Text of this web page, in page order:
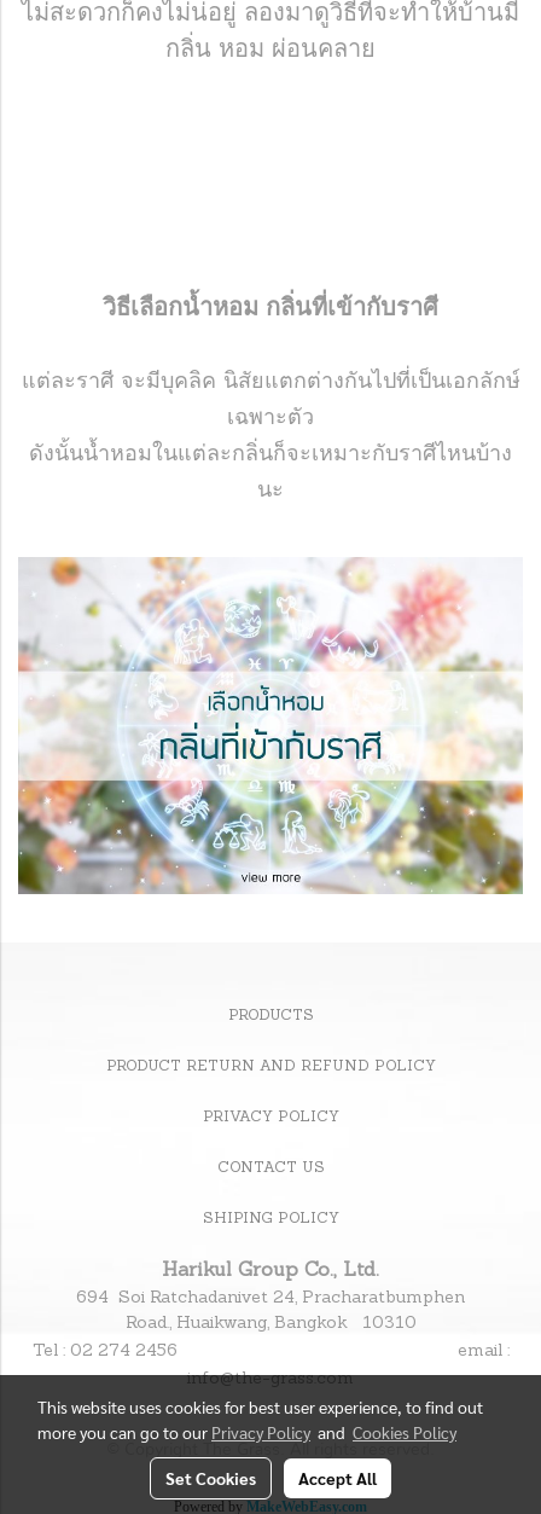
ไม่สะดวกก็คงไม่น่อยู่ ลองมาดูวิธีที่จะทำให้บ้านมี
กลิ่น หอม ผ่อนคลาย
วิธีเลือกน้ำหอม กลิ่นที่เข้ากับราศี
แต่ละราศี จะมีบุคลิค นิสัยแตกต่างกันไปที่เป็นเอกลักษ์
เฉพาะตัว
ดังนั้นน้ำหอมในแต่ละกลิ่นก็จะเหมาะกับราศีไหนบ้าง
นะ
PRODUCTS
PRODUCT RETURN AND REFUND POLICY
PRIVACY POLICY
CONTACT US
SHIPING POLICY
Harikul Group Co., Ltd.
694 Soi Ratchadanivet 24, Pracharatbumphen
Road., Huaikwang, Bangkok 10310
Tel : 02 274 2456 email :
info@the-grass.com
Powered by MakeWebEasy.com
This website uses cookies for best user experience, to find out
more you can go to our Privacy Policy and Cookies Policy
Set Cookies Accept All